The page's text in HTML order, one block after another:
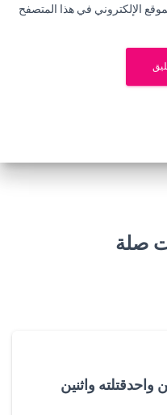
الإلكتروني في هذا المتصفح
صلة
واثنين